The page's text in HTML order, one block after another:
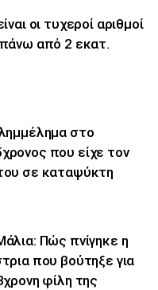
οι τυχεροί αριθμοί
από 2 εκατ.
στο
που είχε τον
σε καταψύκτη
Πώς πνίγηκε η
που βούτηξε για
φίλη της